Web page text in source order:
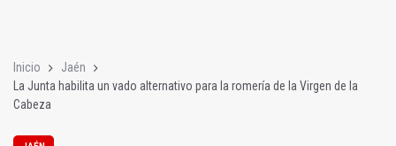
Inicio
Jaén
La Junta habilita un vado alternativo para la romería de la Virgen de la
Cabeza